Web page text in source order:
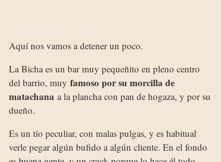
Aquí nos vamos a detener un poco.
La Bicha es un bar muy pequeñito en pleno centro
del barrio, muy famoso por su morcilla de
matachana a la plancha con pan de hogaza, y por su
dueño.
Es un tío peculiar, con malas pulgas, y es habitual
verle pegar algún bufido a algún cliente. En el fondo